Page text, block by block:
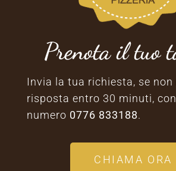
Prenota il tuo
Invia la tua richiesta, se non
risposta entro 30 minuti,
numero 0776 833188.
CHIAMA ORA